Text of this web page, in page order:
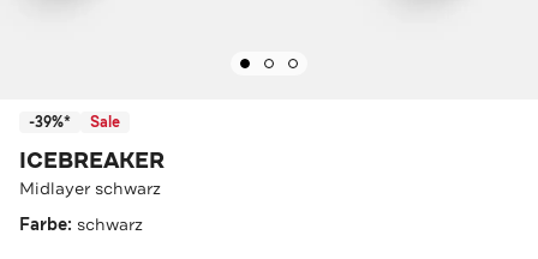
-39%* Sale
ICEBREAKER
Midlayer schwarz
Farbe: schwarz